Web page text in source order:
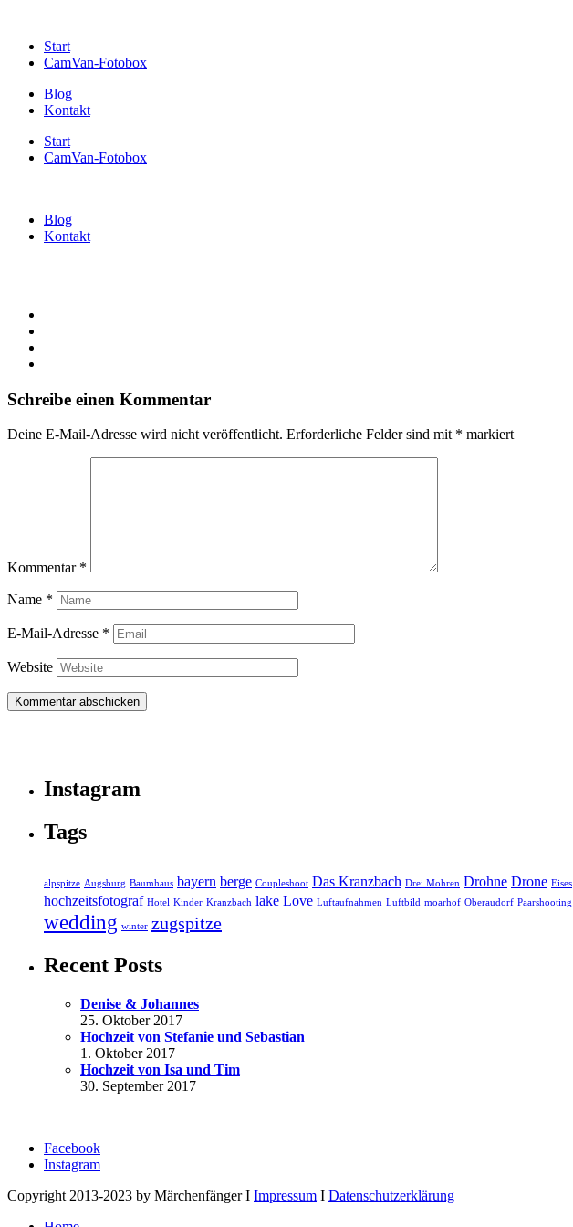
Start
CamVan-Fotobox
Blog
Kontakt
Start
CamVan-Fotobox
Blog
Kontakt
Schreibe einen Kommentar
Deine E-Mail-Adresse wird nicht veröffentlicht. Erforderliche Felder sind mit * markiert
Kommentar *
Name *
E-Mail-Adresse *
Website
Instagram
Tags
alpspitze Augsburg Baumhaus bayern berge Coupleshoot Das Kranzbach Drei Mohren Drohne Drone Eises
hochzeitsfotograf Hotel Kinder Kranzbach lake Love Luftaufnahmen Luftbild moarhof Oberaudorf Paarshooting
wedding winter zugspitze
Recent Posts
Denise & Johannes
25. Oktober 2017
Hochzeit von Stefanie und Sebastian
1. Oktober 2017
Hochzeit von Isa und Tim
30. September 2017
Facebook
Instagram
Copyright 2013-2023 by Märchenfänger I Impressum I Datenschutzerklärung